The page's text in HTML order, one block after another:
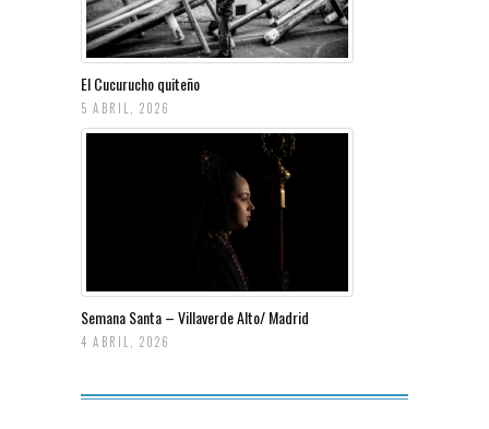
El Cucurucho quiteño
5 ABRIL, 2026
Semana Santa – Villaverde Alto/ Madrid
4 ABRIL, 2026